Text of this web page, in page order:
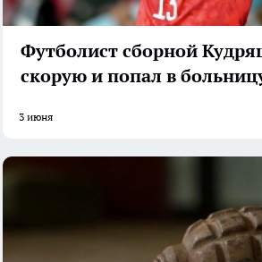
Футболист сборной
скорую и попал в
3 июня